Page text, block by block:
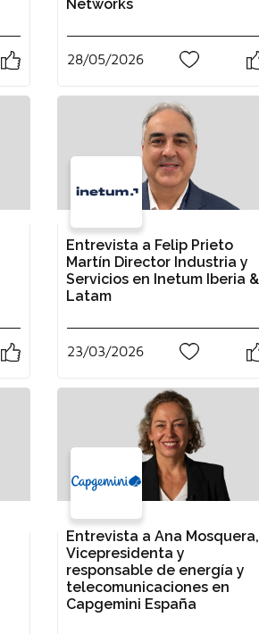
Networks
28/05/2026
Entrevista a Felip Prieto
Martín Director Industria y
Servicios en Inetum Iberia &
Latam
23/03/2026
Entrevista a Ana Mosquera,
Vicepresidenta y
responsable de energía y
telecomunicaciones en
Capgemini España